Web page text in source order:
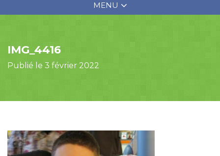
MENU
IMG_4416
Publié le 3 février 2022